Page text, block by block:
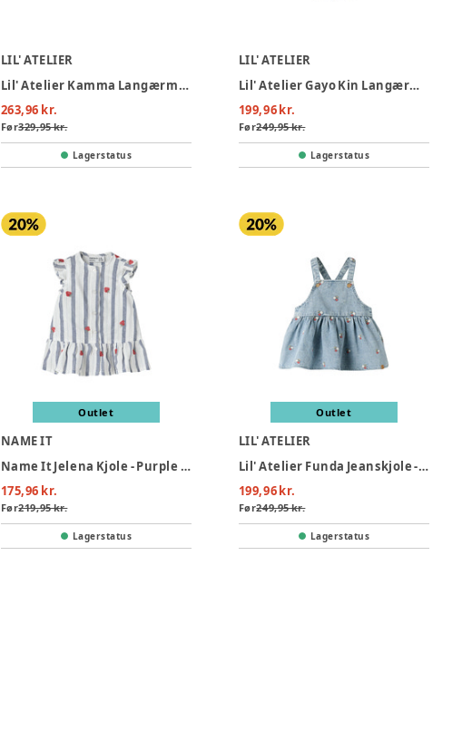
LIL' ATELIER
Lil' Atelier Kamma Langærmet Body Kjole - Hushed Violet
263,96 kr.
Før329,95 kr.
Lagerstatus
LIL' ATELIER
Lil' Atelier Gayo Kin Langærmet Body Kjole - Turtledove
199,96 kr.
Før249,95 kr.
Lagerstatus
Outlet
NAME IT
Name It Jelena Kjole - Purple Impression
175,96 kr.
Før219,95 kr.
Lagerstatus
Outlet
LIL' ATELIER
Lil' Atelier Funda Jeanskjole - Medium Blue Denim
199,96 kr.
Før249,95 kr.
Lagerstatus